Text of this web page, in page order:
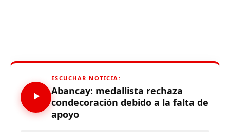
ESCUCHAR NOTICIA:
Abancay: medallista rechaza
condecoración debido a la falta de
apoyo